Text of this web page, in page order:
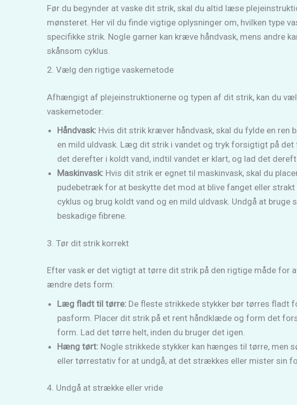
Før du begynder at vaske dit strik, skal du altid læse
mønsteret. Her vil du finde vigtige oplysninger om, hvilken type
specifikke strik. Nogle garner kan kræve håndvask, mens andre
skånsom cyklus.
2. Vælg den rigtige vaskemetode
Afhængigt af plejeinstruktionerne og typen af ​​dit strik, kan du
vaskemetoder:
Håndvask: Hvis dit strik kræver håndvask, skal du fylde en ren
en mild uldvask. Læg dit strik i vandet og tryk forsigtigt på det
det derefter i koldt vand, indtil vandet er klart, og lad det
Maskinvask: Hvis dit strik er egnet til maskinvask, skal du
pudebetræk for at beskytte det mod at blive fanget eller
cyklus og brug koldt vand og en mild uldvask. Undgå at bruge
beskadige fibrene.
3. Tør dit strik korrekt
Efter vask er det vigtigt at tørre dit strik på den rigtige måde for
ændre dets form:
Læg fladt til tørre: De fleste strikkede stykker bør tørres fladt
pasform. Placer dit strik på et rent håndklæde og form det
form. Lad det tørre helt, inden du bruger det igen.
Hæng tørt: Nogle strikkede stykker kan hænges til tørre, men
eller tørrestativ for at undgå, at det strækkes eller mister sin
4. Undgå at strække eller vride